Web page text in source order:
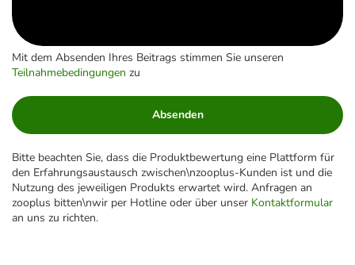
Mit dem Absenden Ihres Beitrags stimmen Sie unseren
Teilnahmebedingungen zu
Absenden
Bitte beachten Sie, dass die Produktbewertung eine Plattform für
den Erfahrungsaustausch zwischen\nzooplus-Kunden ist und die
Nutzung des jeweiligen Produkts erwartet wird. Anfragen an
zooplus bitten\nwir per Hotline oder über unser Kontaktformular
an uns zu richten.